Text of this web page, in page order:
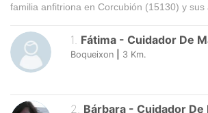
familia anfitriona en Corcubión (15130) y sus
1 Fátima - Cuidador De
Boqueixon 3 Km.
2. Bárbara - Cuidador De